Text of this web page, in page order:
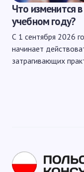
Что изменится
учебном году?
С 1 сентября 2026
начинает
затрагивающих